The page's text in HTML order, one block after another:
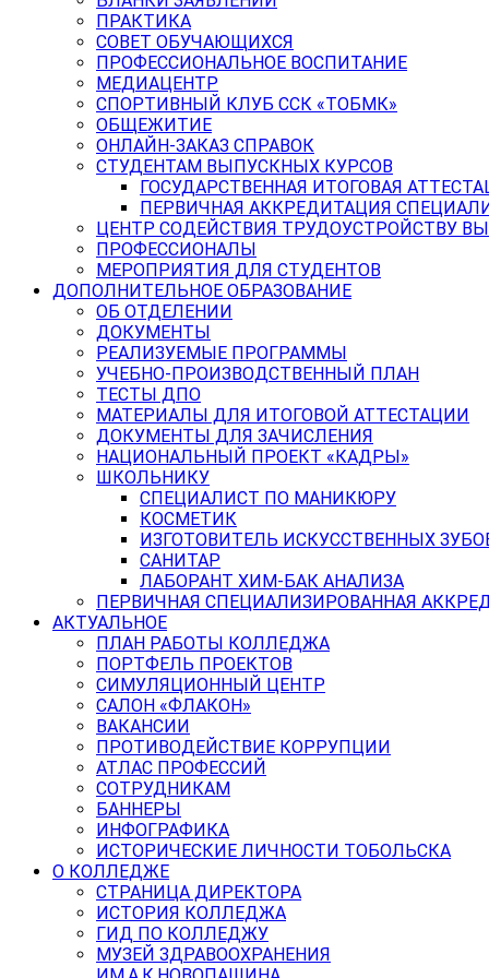
ПРАКТИКА
СОВЕТ ОБУЧАЮЩИХСЯ
ПРОФЕССИОНАЛЬНОЕ ВОСПИТАНИЕ
МЕДИАЦЕНТР
СПОРТИВНЫЙ КЛУБ ССК «ТОБМК»
ОБЩЕЖИТИЕ
ОНЛАЙН-ЗАКАЗ СПРАВОК
СТУДЕНТАМ ВЫПУСКНЫХ КУРСОВ
ГОСУДАРСТВЕННАЯ ИТОГОВАЯ
ПЕРВИЧНАЯ АККРЕДИТАЦИЯ
ЦЕНТР СОДЕЙСТВИЯ ТРУДОУСТРОЙСТВУ
ПРОФЕССИОНАЛЫ
МЕРОПРИЯТИЯ ДЛЯ СТУДЕНТОВ
ДОПОЛНИТЕЛЬНОЕ ОБРАЗОВАНИЕ
ОБ ОТДЕЛЕНИИ
ДОКУМЕНТЫ
РЕАЛИЗУЕМЫЕ ПРОГРАММЫ
УЧЕБНО-ПРОИЗВОДСТВЕННЫЙ ПЛАН
ТЕСТЫ ДПО
МАТЕРИАЛЫ ДЛЯ ИТОГОВОЙ АТТЕСТАЦИИ
ДОКУМЕНТЫ ДЛЯ ЗАЧИСЛЕНИЯ
НАЦИОНАЛЬНЫЙ ПРОЕКТ «КАДРЫ»
ШКОЛЬНИКУ
СПЕЦИАЛИСТ ПО МАНИКЮРУ
КОСМЕТИК
ИЗГОТОВИТЕЛЬ ИСКУССТВЕННЫХ
САНИТАР
ЛАБОРАНТ ХИМ-БАК АНАЛИЗА
ПЕРВИЧНАЯ СПЕЦИАЛИЗИРОВАННАЯ
АКТУАЛЬНОЕ
ПЛАН РАБОТЫ КОЛЛЕДЖА
ПОРТФЕЛЬ ПРОЕКТОВ
СИМУЛЯЦИОННЫЙ ЦЕНТР
САЛОН «ФЛАКОН»
ВАКАНСИИ
ПРОТИВОДЕЙСТВИЕ КОРРУПЦИИ
АТЛАС ПРОФЕССИЙ
СОТРУДНИКАМ
БАННЕРЫ
ИНФОГРАФИКА
ИСТОРИЧЕСКИЕ ЛИЧНОСТИ ТОБОЛЬСКА
О КОЛЛЕДЖЕ
СТРАНИЦА ДИРЕКТОРА
ИСТОРИЯ КОЛЛЕДЖА
ГИД ПО КОЛЛЕДЖУ
МУЗЕЙ ЗДРАВООХРАНЕНИЯ